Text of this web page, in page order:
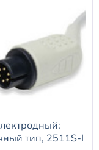
тип, 2511S-I